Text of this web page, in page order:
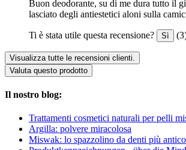
Buon deodorante, su di me dura tutto il
lasciato degli antiestetici aloni sulla
Ti è stata utile questa recensione? Sì
Visualizza tutte le recensioni clienti.
Valuta questo prodotto
Il nostro blog:
Trattamenti cosmetici naturali per pelli
Argilla: polvere miracolosa
Miswak: lo spazzolino da denti più